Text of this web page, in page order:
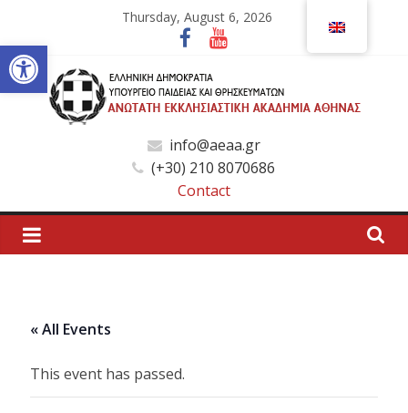
Open toolbar
content
Thursday, August 6, 2026
Ανώτατη
Εκκλησιαστική
Ακαδημία
Ανώτατη
Ακαδημία
Αθηνών
info@aeaa.gr
(+30) 210 8070686
Contact
« All Events
This event has passed.